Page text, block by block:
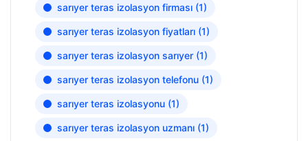
sarıyer teras izolasyon firması (1)
sarıyer teras izolasyon fiyatları (1)
sarıyer teras izolasyon sarıyer (1)
sarıyer teras izolasyon telefonu (1)
sarıyer teras izolasyonu (1)
sarıyer teras izolasyon uzmanı (1)